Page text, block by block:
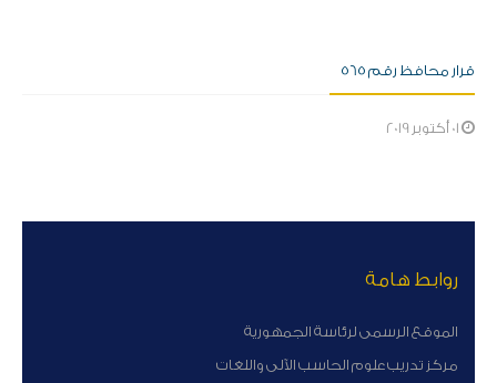
قرار محافظ رقم 565
روابط هامة
الموقع الرسمى لرئاسة الجمهورية
مركز تدريب علوم الحاسب الآلى واللغات